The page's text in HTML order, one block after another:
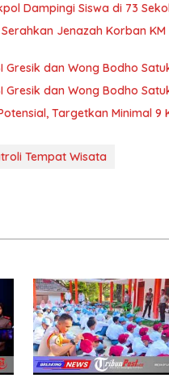
Dampingi Siswa di 73
Jenazah Korban
Gresik dan Wong Bodho
Gresik dan Wong Bodho
Targetkan Minimal 9
Tempat Wisata